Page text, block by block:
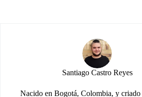
Santiago Castro Reyes
Nacido en Bogotá, Colombia, y